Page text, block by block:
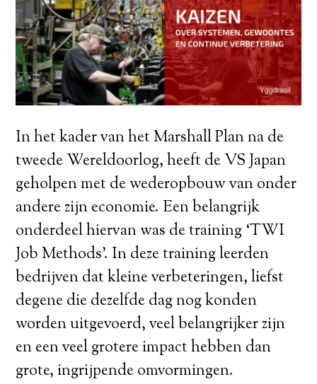
In het kader van het Marshall Plan na de
tweede Wereldoorlog, heeft de VS Japan
geholpen met de wederopbouw van onder
andere zijn economie. Een belangrijk
onderdeel hiervan was de training ‘TWI
Job Methods’. In deze training leerden
bedrijven dat kleine verbeteringen, liefst
degene die dezelfde dag nog konden
worden uitgevoerd, veel belangrijker zijn
en een veel grotere impact hebben dan
grote, ingrijpende omvormingen.